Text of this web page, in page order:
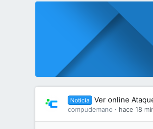
Noticia Ver online
compudemano hace 18